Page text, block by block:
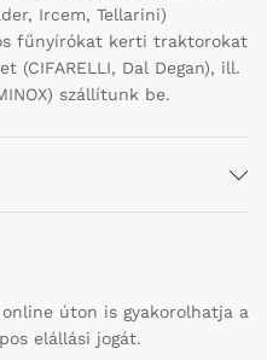
Ircem, Tellarini)
fűnyírókat kerti traktorokat
(CIFARELLI, Dal Degan), ill.
szállítunk be.
úton is gyakorolhatja a
elállási jogát.